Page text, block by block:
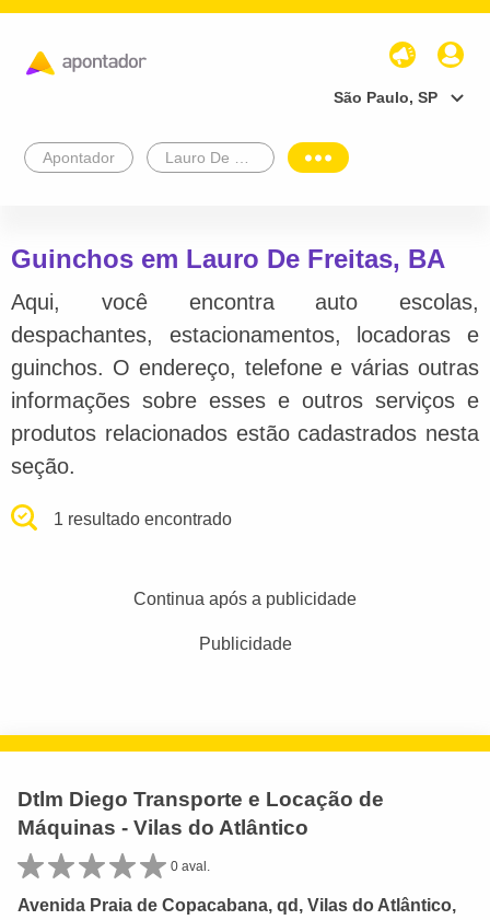
São Paulo, SP
Apontador
Guinchos em Lauro De Freitas, BA
Aqui, você encontra auto escolas,
despachantes, estacionamentos, locadoras e
guinchos. O endereço, telefone e várias outras
informações sobre esses e outros serviços e
produtos relacionados estão cadastrados nesta
seção.
1 resultado encontrado
Continua após a publicidade
Publicidade
Dtlm Diego Transporte e Locação de
Máquinas - Vilas do Atlântico
0 aval.
Avenida Praia de Copacabana, qd, Vilas do Atlântico,